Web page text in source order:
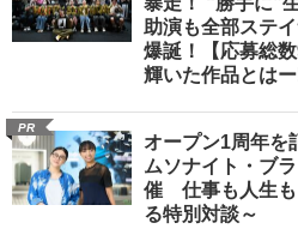
助演も全部ステ
爆誕！【応募総
輝いた作品とはー
PR
オープン1周年を
ムソナイト・ブ
催 仕事も人生も
る特別対談～